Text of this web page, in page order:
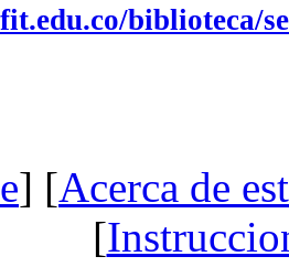
biblioteca/
] [Acerca de
[